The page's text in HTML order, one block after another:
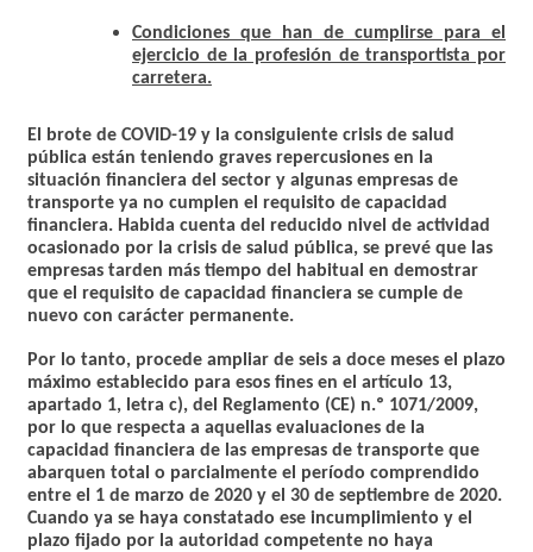
Condiciones que han de cumplirse para el
ejercicio de la profesión de transportista por
carretera.
El brote de COVID-19 y la consiguiente crisis de salud
pública están teniendo graves repercusiones en la
situación financiera del sector y algunas empresas de
transporte ya no cumplen el requisito de capacidad
financiera. Habida cuenta del reducido nivel de actividad
ocasionado por la crisis de salud pública, se prevé que las
empresas tarden más tiempo del habitual en demostrar
que el requisito de capacidad financiera se cumple de
nuevo con carácter permanente.
Por lo tanto, procede ampliar de seis a doce meses el plazo
máximo establecido para esos fines en el artículo 13,
apartado 1, letra c), del Reglamento (CE) n.º 1071/2009,
por lo que respecta a aquellas evaluaciones de la
capacidad financiera de las empresas de transporte que
abarquen total o parcialmente el período comprendido
entre el 1 de marzo de 2020 y el 30 de septiembre de 2020.
Cuando ya se haya constatado ese incumplimiento y el
plazo fijado por la autoridad competente no haya